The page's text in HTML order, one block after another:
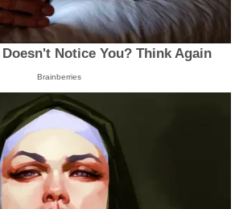
Notice You? Think Again
Brainberries